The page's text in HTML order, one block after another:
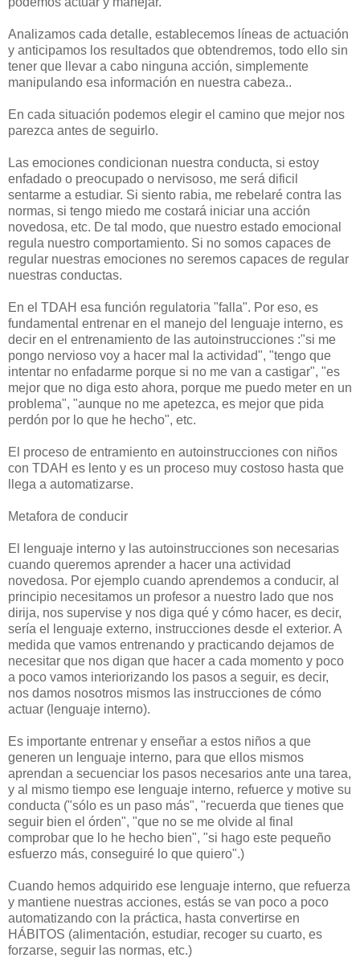
Analizamos cada detalle, establecemos líneas de actuación
y anticipamos los resultados que obtendremos, todo ello sin
tener que llevar a cabo ninguna acción, simplemente
manipulando esa información en nuestra cabeza..
En cada situación podemos elegir el camino que mejor nos
parezca antes de seguirlo.
Las emociones condicionan nuestra conducta, si estoy
enfadado o preocupado o nervisoso, me será dificil
sentarme a estudiar. Si siento rabia, me rebelaré contra las
normas, si tengo miedo me costará iniciar una acción
novedosa, etc. De tal modo, que nuestro estado emocional
regula nuestro comportamiento. Si no somos capaces de
regular nuestras emociones no seremos capaces de regular
nuestras conductas.
En el TDAH esa función regulatoria "falla". Por eso, es
fundamental entrenar en el manejo del lenguaje interno, es
decir en el entrenamiento de las autoinstrucciones :"si me
pongo nervioso voy a hacer mal la actividad", "tengo que
intentar no enfadarme porque si no me van a castigar", "es
mejor que no diga esto ahora, porque me puedo meter en un
problema", "aunque no me apetezca, es mejor que pida
perdón por lo que he hecho", etc.
El proceso de entramiento en autoinstrucciones con niños
con TDAH es lento y es un proceso muy costoso hasta que
llega a automatizarse.
Metafora de conducir
El lenguaje interno y las autoinstrucciones son necesarias
cuando queremos aprender a hacer una actividad
novedosa. Por ejemplo cuando aprendemos a conducir, al
principio necesitamos un profesor a nuestro lado que nos
dirija, nos supervise y nos diga qué y cómo hacer, es decir,
sería el lenguaje externo, instrucciones desde el exterior. A
medida que vamos entrenando y practicando dejamos de
necesitar que nos digan que hacer a cada momento y poco
a poco vamos interiorizando los pasos a seguir, es decir,
nos damos nosotros mismos las instrucciones de cómo
actuar (lenguaje interno).
Es importante entrenar y enseñar a estos niños a que
generen un lenguaje interno, para que ellos mismos
aprendan a secuenciar los pasos necesarios ante una tarea,
y al mismo tiempo ese lenguaje interno, refuerce y motive su
conducta ("sólo es un paso más", "recuerda que tienes que
seguir bien el órden", "que no se me olvide al final
comprobar que lo he hecho bien", "si hago este pequeño
esfuerzo más, conseguiré lo que quiero".)
Cuando hemos adquirido ese lenguaje interno, que refuerza
y mantiene nuestras acciones, estás se van poco a poco
automatizando con la práctica, hasta convertirse en
HÁBITOS (alimentación, estudiar, recoger su cuarto, es
forzarse, seguir las normas, etc.)